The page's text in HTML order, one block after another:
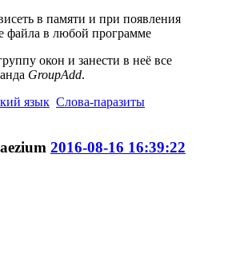
в памяти и при появления
файла в любой программе
окон и занести в неё все
GroupAdd.
язык Слова-паразиты
2016-08-16 16:39:22